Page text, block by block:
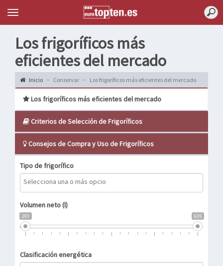
Topten
Menu
Los frigoríficos más
eficientes del mercado
Inicio Conservar Los frigoríficos más eficientes del mercado
Los frigoríficos más eficientes del mercado
Criterios de Selección de Frigoríficos
Consejos de Compra y Uso de Frigoríficos
Tipo de frigorífico
Volumen neto (l)
203 635
Clasificación energética